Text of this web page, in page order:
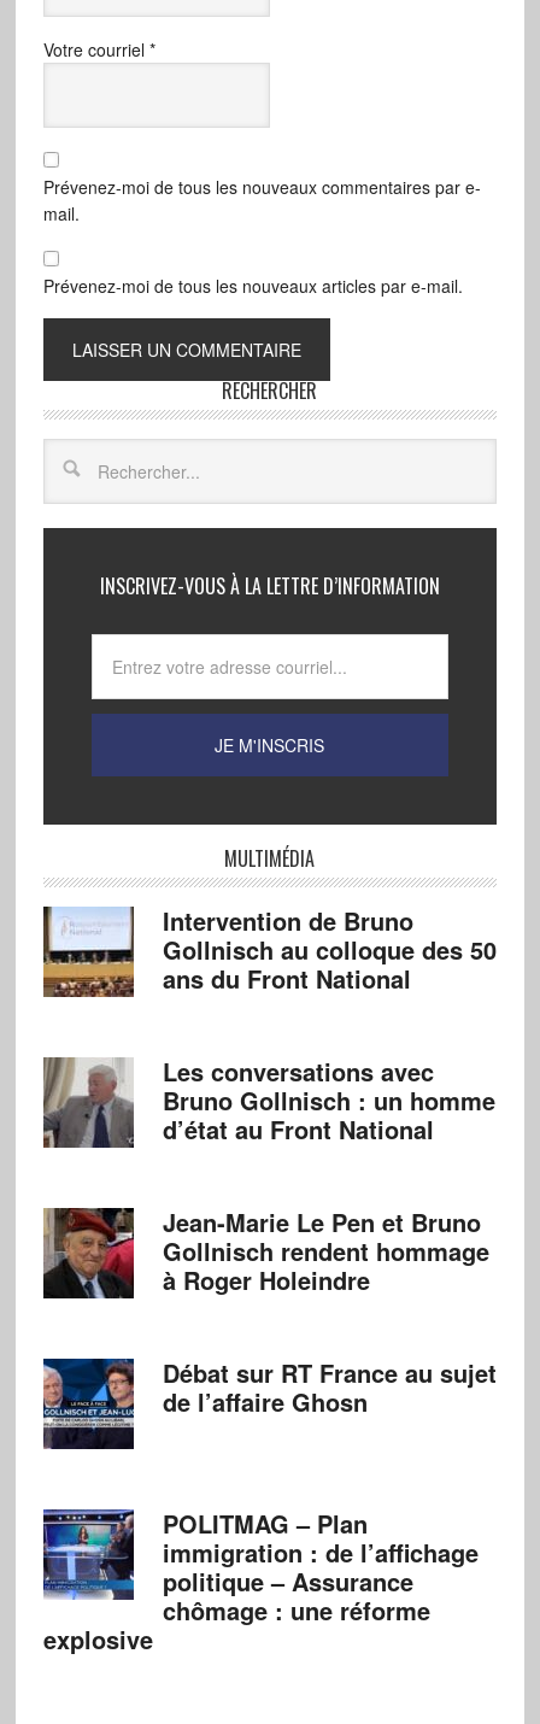
Votre courriel *
Prévenez-moi de tous les nouveaux commentaires par e-
mail.
Prévenez-moi de tous les nouveaux articles par e-mail.
RECHERCHER
INSCRIVEZ-VOUS À LA LETTRE D’INFORMATION
MULTIMÉDIA
Intervention de Bruno
Gollnisch au colloque des 50
ans du Front National
Les conversations avec
Bruno Gollnisch : un homme
d’état au Front National
Jean-Marie Le Pen et Bruno
Gollnisch rendent hommage
à Roger Holeindre
Débat sur RT France au sujet
de l’affaire Ghosn
POLITMAG – Plan
immigration : de l’affichage
politique – Assurance
chômage : une réforme
explosive